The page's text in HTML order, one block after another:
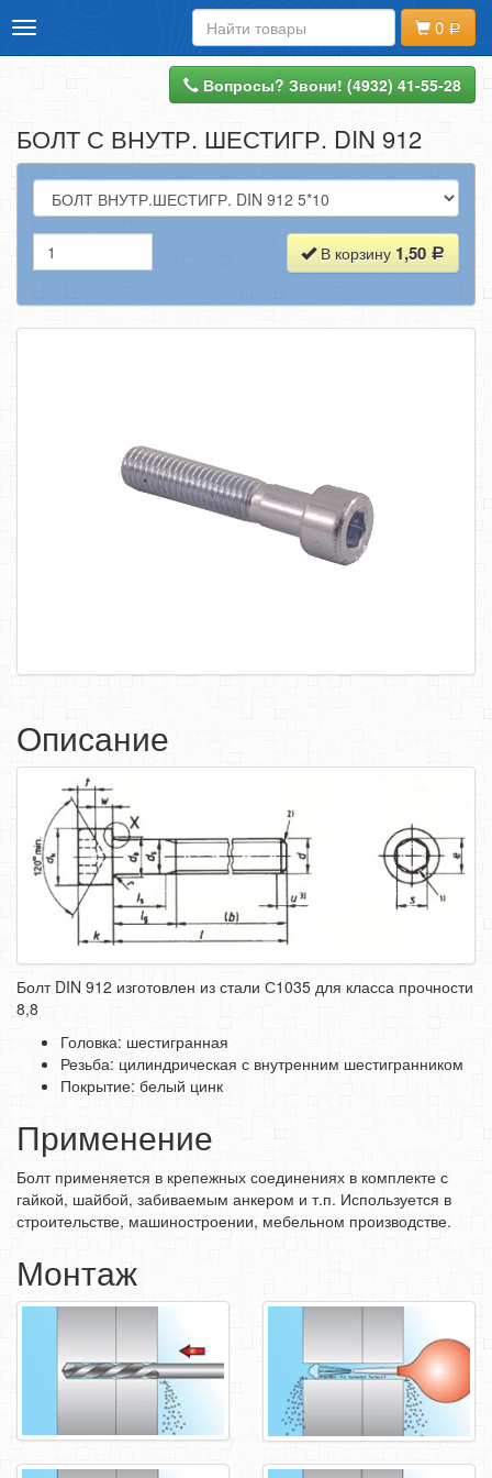
ИНТЕРНЕТ-МАГАЗИН
ДОСТАВКА И ОПЛАТА
НАПИШИТЕ НАМ
РЕГИСТРАЦИЯ
ДЮБЕЛЬНАЯ ТЕХНИКА
ПЕРФОРИРОВАННЫЙ КРЕПЕЖ
КЛЕИ, ПЕНЫ, ГЕРМЕТИКИ, ОЧИСТИТЕЛЬ
ДВЕРНАЯ ФУРНИТУРА
МЕБЕЛЬНАЯ ФУРНИТУРА
ИНСТРУМЕНТ
САНТЕХНИКА
ЭЛЕКТРОТОВАРЫ
ХОЗТОВАРЫ
СРЕДСТВА ЗАЩИТЫ ТРУДА
ЭЛЕКТРОДЫ, ПРОВОЛКА
ЭЛЕКТРОИНСТРУМЕНТ
Toggle
navigation
0
Вопросы? Звони! (4932) 41-55-28
БОЛТ С ВНУТР. ШЕСТИГР. DIN 912
В корзину 1,50
Описание
Болт DIN 912 изготовлен из стали С1035 для класса прочности
8,8
Головка: шестигранная
Резьба: цилиндрическая с внутренним шестигранником
Покрытие: белый цинк
Применение
Болт применяется в крепежных соединениях в комплекте с
гайкой, шайбой, забиваемым анкером и т.п. Используется в
строительстве, машиностроении, мебельном производстве.
Монтаж